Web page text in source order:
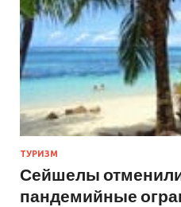
ТУРИЗМ
Сейшелы
пандемийные